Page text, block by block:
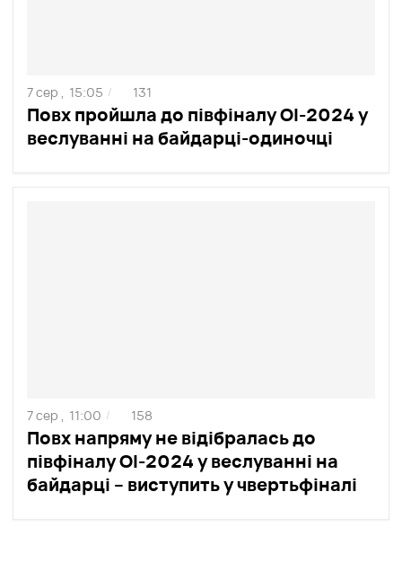
Повх пройшла до півфіналу ОІ-2024 у
веслуванні на байдарці-одиночці
7 сер , 15:05 / 131
Повх напряму не відібралась до
півфіналу ОІ-2024 у веслуванні на
байдарці – виступить у чвертьфіналі
7 сер , 11:00 / 158